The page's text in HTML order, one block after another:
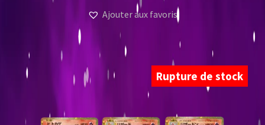
Ajouter aux favoris
Rupture de stock